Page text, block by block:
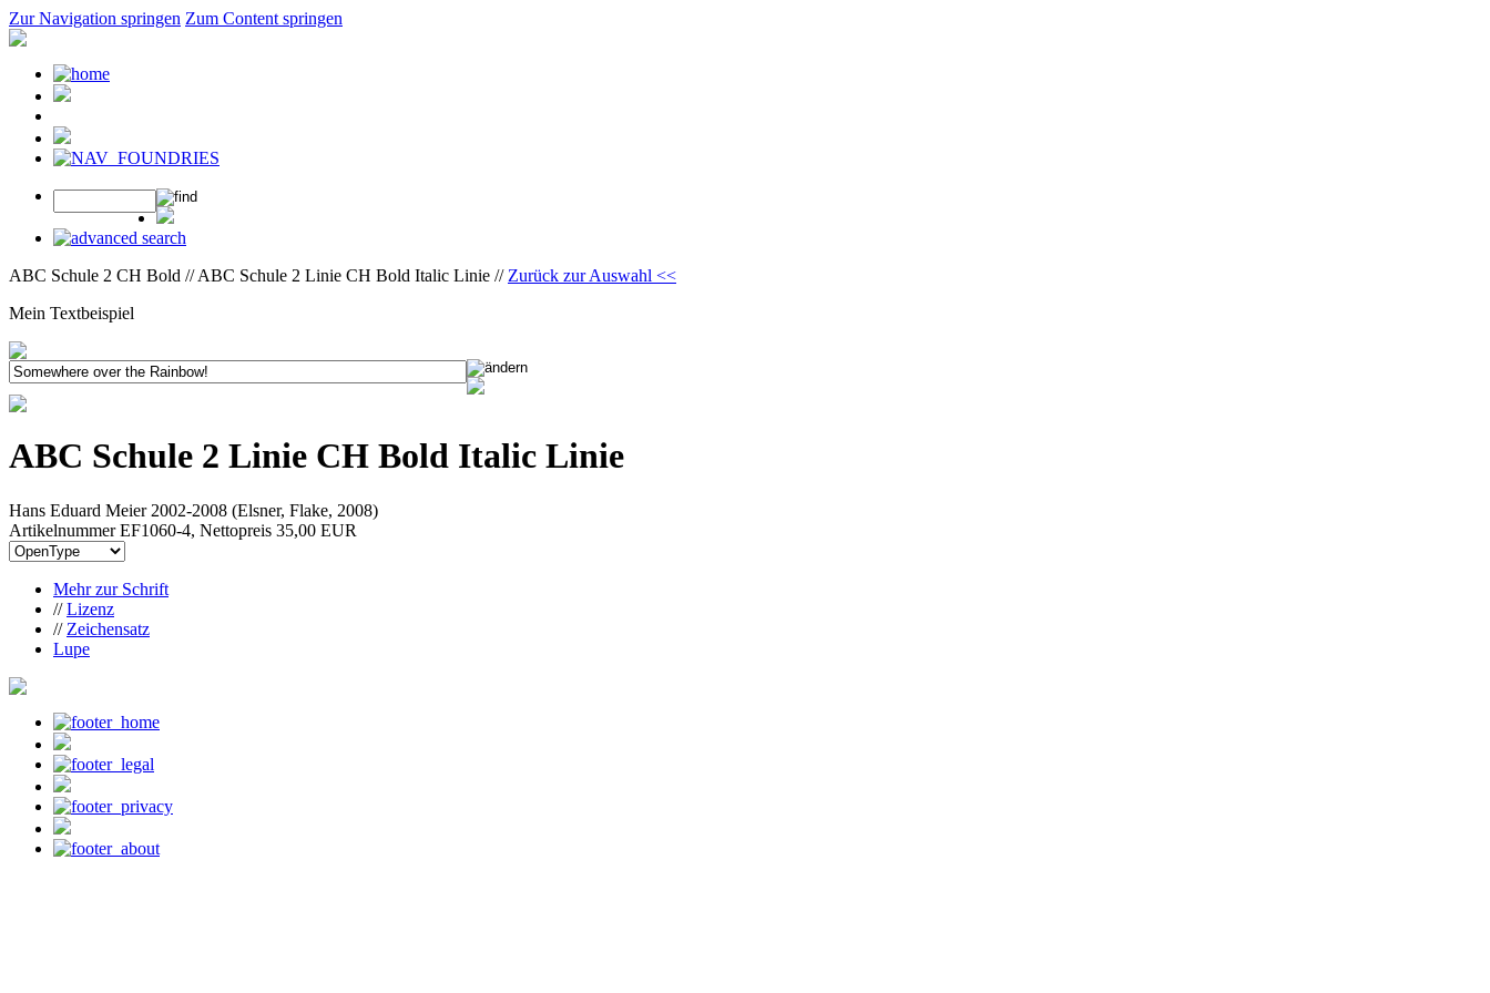
Zur Navigation springen Zum Content springen
ABC Schule 2 CH Bold // ABC Schule 2 Linie CH Bold Italic Linie // Zurück zur Auswahl <<
Mein Textbeispiel
ABC Schule 2 Linie CH Bold Italic Linie
Hans Eduard Meier 2002-2008 (Elsner, Flake, 2008)
Artikelnummer EF1060-4, Nettopreis 35,00 EUR
Mehr zur Schrift
//Lizenz
// Zeichensatz
Lupe